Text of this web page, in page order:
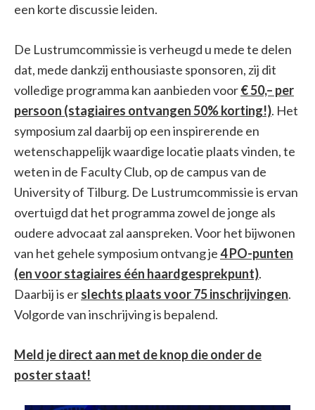
een korte discussie leiden.
De Lustrumcommissie is verheugd u mede te delen
dat, mede dankzij enthousiaste sponsoren, zij dit
volledige programma kan aanbieden voor€ 50,– per
persoon (stagiaires ontvangen 50% korting!). Het
symposium zal daarbij op een inspirerende en
wetenschappelijk waardige locatie plaats vinden, te
weten in de Faculty Club, op de campus van de
University of Tilburg. De Lustrumcommissie is ervan
overtuigd dat het programma zowel de jonge als
oudere advocaat zal aanspreken. Voor het bijwonen
van het gehele symposium ontvang je4 PO-punten
(en voor stagiaires één haardgesprekpunt).
Daarbij is erslechts plaats voor 75 inschrijvingen.
Volgorde van inschrijving is bepalend.
Meld je direct aan met de knop die onder de
poster staat!